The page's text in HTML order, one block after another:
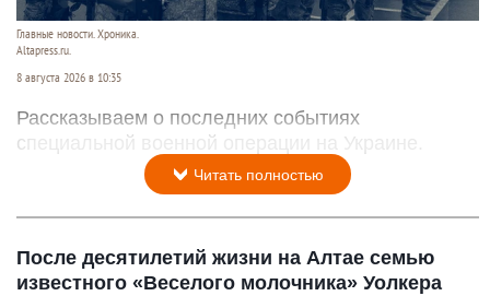
Главные новости. Хроника.
Altapress.ru.
8 августа 2026 в 10:35
Рассказываем о последних событиях
специальной военной операции на Украине.
Читать полностью
После десятилетий жизни на Алтае семью
известного «Веселого молочника» Уолкера